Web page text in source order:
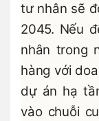
tư nhân sẽ
2045. Nếu
nhân trong
hàng với
dự án hạ
vào chuỗi